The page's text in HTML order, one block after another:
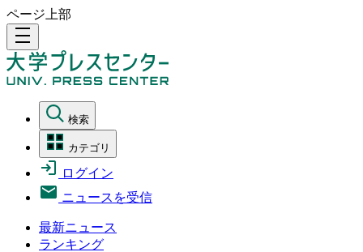
ページ上部
density_medium
検索
カテゴリ
ログイン
ニュースを受信
最新ニュース
ランキング